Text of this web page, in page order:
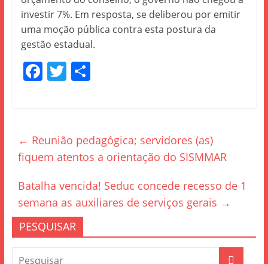
investir 7%. Em resposta, se deliberou por emitir
uma moção pública contra esta postura da
gestão estadual.
F
b
o
o
k
T S
← Reunião pedagógica; servidores (as)
fiquem atentos a orientação do SISMMAR
Batalha vencida! Seduc concede recesso de 1
semana as auxiliares de serviços gerais →
PESQUISAR